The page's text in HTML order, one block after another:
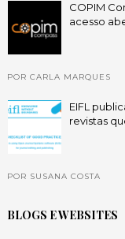
COPIM
acesso
POR CARLA MARQUES
EIFL
revistas
POR SUSANA COSTA
BLOGS E WEBSITES